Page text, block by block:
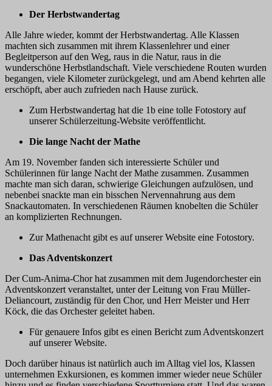
Der Herbstwandertag
Alle Jahre wieder, kommt der Herbstwandertag. Alle Klassen
machten sich zusammen mit ihrem Klassenlehrer und einer
Begleitperson auf den Weg, raus in die Natur, raus in die
wunderschöne Herbstlandschaft. Viele verschiedene Routen wurden
begangen, viele Kilometer zurückgelegt, und am Abend kehrten alle
erschöpft, aber auch zufrieden nach Hause zurück.
Zum Herbstwandertag hat die 1b eine tolle Fotostory auf
unserer Schülerzeitung-Website veröffentlicht.
Die lange Nacht der Mathe
Am 19. November fanden sich interessierte Schüler und
Schülerinnen für lange Nacht der Mathe zusammen. Zusammen
machte man sich daran, schwierige Gleichungen aufzulösen, und
nebenbei snackte man ein bisschen Nervennahrung aus dem
Snackautomaten. In verschiedenen Räumen knobelten die Schüler
an komplizierten Rechnungen.
Zur Mathenacht gibt es auf unserer Website eine Fotostory.
Das Adventskonzert
Der Cum-Anima-Chor hat zusammen mit dem Jugendorchester ein
Adventskonzert veranstaltet, unter der Leitung von Frau Müller-
Deliancourt, zuständig für den Chor, und Herr Meister und Herr
Köck, die das Orchester geleitet haben.
Für genauere Infos gibt es einen Bericht zum Adventskonzert
auf unserer Website.
Doch darüber hinaus ist natürlich auch im Alltag viel los, Klassen
unternehmen Exkursionen, es kommen immer wieder neue Schüler